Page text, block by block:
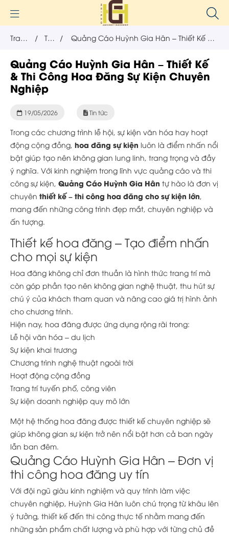
Trang
/
Tin
/
Quảng Cáo Huỳnh Gia Hân – Thiết Kế &
Thi Công Hoa Đăng Sự Kiện Chuyên
Nghiệp
Quảng Cáo Huỳnh Gia Hân – Thiết Kế
& Thi Công Hoa Đăng Sự Kiện Chuyên
Nghiệp
19/05/2026 Tin tức
Trong các chương trình lễ hội, sự kiện văn hóa hay hoạt
động cộng đồng, hoa đăng sự kiện luôn là điểm nhấn nổi
bật giúp tạo nên không gian lung linh, trang trọng và đầy
ý nghĩa. Với kinh nghiệm trong lĩnh vực quảng cáo và thi
công sự kiện, Quảng Cáo Huỳnh Gia Hân tự hào là đơn vị
chuyên thiết kế – thi công hoa đăng cho sự kiện lớn,
mang đến những công trình đẹp mắt, chuyên nghiệp và
ấn tượng.
Thiết kế hoa đăng – Tạo điểm nhấn
cho mọi sự kiện
Hoa đăng không chỉ đơn thuần là hình thức trang trí mà
còn góp phần tạo nên không gian nghệ thuật, thu hút sự
chú ý của khách tham quan và nâng cao giá trị hình ảnh
cho chương trình.
Hiện nay, hoa đăng được ứng dụng rộng rãi trong:
Lễ hội văn hóa – du lịch
Sự kiện khai trương
Chương trình nghệ thuật ngoài trời
Hoạt động cộng đồng
Trang trí tuyến phố, công viên
Sự kiện doanh nghiệp quy mô lớn
Một hệ thống hoa đăng được thiết kế chuyên nghiệp sẽ
giúp không gian sự kiện trở nên nổi bật hơn cả ban ngày
lẫn ban đêm.
Quảng Cáo Huỳnh Gia Hân – Đơn vị
thi công hoa đăng uy tín
Với đội ngũ giàu kinh nghiệm và quy trình làm việc
chuyên nghiệp, Huỳnh Gia Hân luôn chú trọng từ khâu lên
ý tưởng, thiết kế đến thi công thực tế nhằm mang đến
những sản phẩm chất lượng và phù hợp với từng chủ đề